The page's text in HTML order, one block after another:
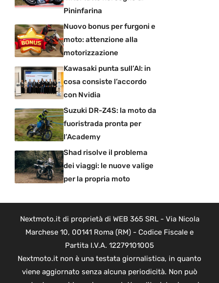
Pininfarina
Nuovo bonus per furgoni e
moto: attenzione alla
motorizzazione
Kawasaki punta sull’AI: in
cosa consiste l’accordo
con Nvidia
Suzuki DR-Z4S: la moto da
fuoristrada pronta per
l’Academy
Shad risolve il problema
dei viaggi: le nuove valige
per la propria moto
Nextmoto.it di proprietà di WEB 365 SRL - Via Nicola
Marchese 10, 00141 Roma (RM) - Codice Fiscale e
Partita I.V.A. 12279101005
Nextmoto.it non è una testata giornalistica, in quanto
viene aggiornato senza alcuna periodicità. Non può